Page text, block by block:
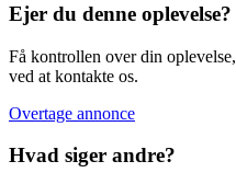
Ejer du denne oplevelse?
Få kontrollen over din oplevelse,
ved at kontakte os.
Overtage annonce
Hvad siger andre?